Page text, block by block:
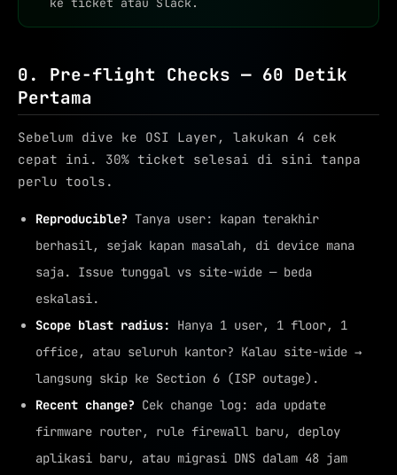
0. Pre-flight Checks — 60 Detik
Pertama
Sebelum dive ke OSI Layer, lakukan 4 cek
cepat ini. 30% ticket selesai di sini tanpa
perlu tools.
Reproducible? Tanya user: kapan terakhir
berhasil, sejak kapan masalah, di device mana
saja. Issue tunggal vs site-wide — beda
eskalasi.
Scope blast radius:
Hanya 1 user, 1 floor, 1
office, atau seluruh kantor? Kalau site-wide →
langsung skip ke Section 6 (ISP outage).
Recent change? Cek change log: ada update
firmware router, rule firewall baru, deploy
aplikasi baru, atau migrasi DNS dalam 48 jam